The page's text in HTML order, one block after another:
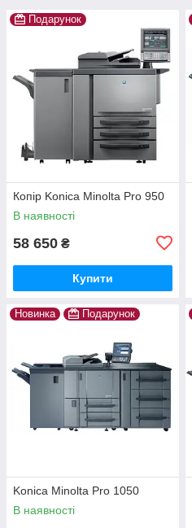
Подарунок
Копір Konica Minolta Pro 950
В наявності
58 650 ₴
Купити
Новинка Подарунок
Konica Minolta Pro 1050
В наявності